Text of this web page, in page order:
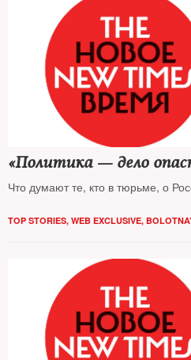
«Политика — дело
Что думают те, кто в тюрьме, о
TOP STORIES, WEB EXCLUSIVE,